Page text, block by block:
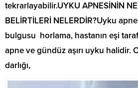
tekrarlayabilir.UYKU APNESİNİN
BELİRTİLERİ NELERDİR?Uyku
bulgusu horlama, hastanın eşi
apne ve gündüz aşırı uyku halidir.
darlığı,